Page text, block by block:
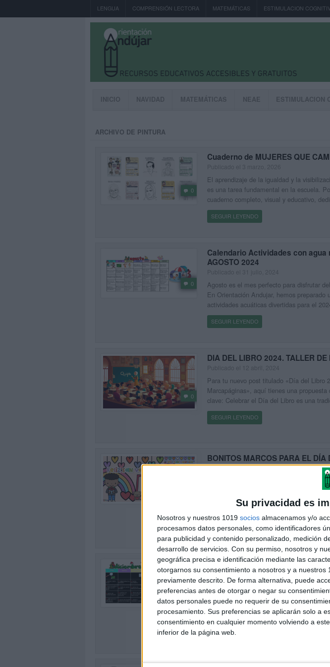
Su privacidad es
Nosotros y nuestros 1019 socios almacenamos y/o
procesamos datos personales, como identificadores
para publicidad y contenido personalizado, medición
desarrollo de servicios. Con su permiso, nosotros y
geográfica precisa e identificación mediante las
otorgarnos su consentimiento a nosotros y a
previamente descrito. De forma alternativa, puede
preferencias antes de otorgar o negar su
datos personales puede no requerir de su
procesamiento. Sus preferencias se aplicarán solo a
consentimiento en cualquier momento volviendo a
inferior de la página web.
LENGUA COMPRENSIÓN LECTORA MATEMÁTICAS ESTIMULACION
INICIO NAVIDAD MATEMÁTICAS NEAE ESTIMULACION
ARCHIVO DE PINTURA
0
Cuaderno de MUJERES QUE
El aprendizaje de la igualdad y la
es una tarea fundamental en la escuela.
cuaderno completo, visual y educativo,
SEGUIR LEYENDO
0
Calendario Actividades con
AGOSTO 2024
Agosto es el mes perfecto para disfrutar
En Orientación Andujar, hemos preparado
actividades acuáticas divertidas para el
SEGUIR LEYENDO
0
DIA DEL LIBRO 2024. TALLER
Para tu nuevo post titulado «Día del Libro
Marcapáginas», aquí tienes una
clave: Celebrar el Día del Libro es una
SEGUIR LEYENDO
BONITOS MARCOS PARA EL DÍA
AMISTAD
En nuestro nuevo post para el blog,
ideas creativas para hacer bonitos
Amistad. Estos marcos son perfectos para
SEGUIR LEYENDO
0
Calendario infantil DICIEMBRE
para hacer en casa
Publicado el 29 noviembre, 2023
Diciembre es un mes lleno de magia,
pequeños de la casa. En Orientación
calendario especial lleno de actividades
SEGUIR LEYENDO